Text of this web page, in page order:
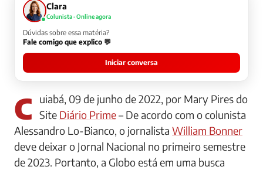
Clara
Colunista · Online agora
Dúvidas sobre essa matéria?
Fale comigo que explico 💬
Iniciar conversa
Cuiabá, 09 de junho de 2022, por Mary Pires do Site Diário Prime– De acordo com o colunista
Alessandro Lo-Bianco, o jornalista William Bonner
deve deixar o Jornal Nacional no primeiro semestre
de 2023. Portanto, a Globo está em uma busca